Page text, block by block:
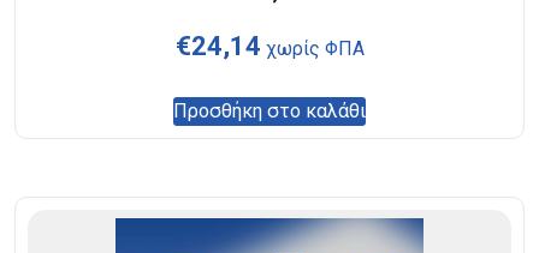
€24,14 χωρίς ΦΠΑ
Προσθήκη στο καλάθι